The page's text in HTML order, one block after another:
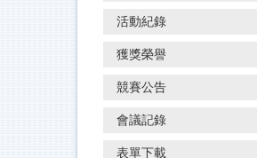
活動紀錄
獲獎榮譽
競賽公告
會議記錄
表單下載